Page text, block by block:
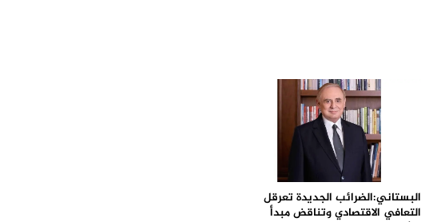
البستاني:الضرائب الجديدة تعرقل
التعافي الاقتصادي وتناقض مبدأ